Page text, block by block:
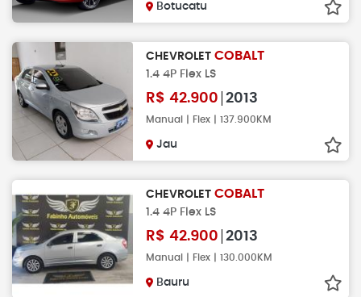
Botucatu
CHEVROLET COBALT
1.4 4P Flex LS
R$ 42.900 2013
Manual | Flex | 137.900KM
Jau
CHEVROLET COBALT
1.4 4P Flex LS
R$ 42.900 2013
Manual | Flex | 130.000KM
Bauru